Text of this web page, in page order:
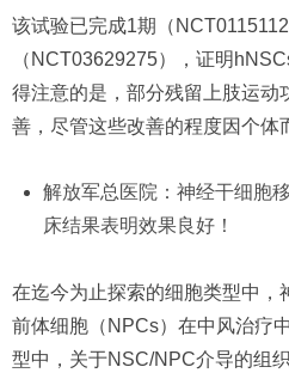
该试验已完成1期（
（NCT03629275），证明
得注意的是，部分残留上肢运动
善，尽管这些改善的程度因个体
解放军总医院：神经干细胞
床结果表明效果良好！
在迄今为止探索的细胞类型中
前体细胞（NPCs）在中风治疗
型中，关于NSC/NPC介导的组